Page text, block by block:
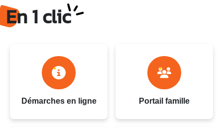
Ville du Gosier - Guadeloupe
En 1 clic
Démarches en ligne Portail famille